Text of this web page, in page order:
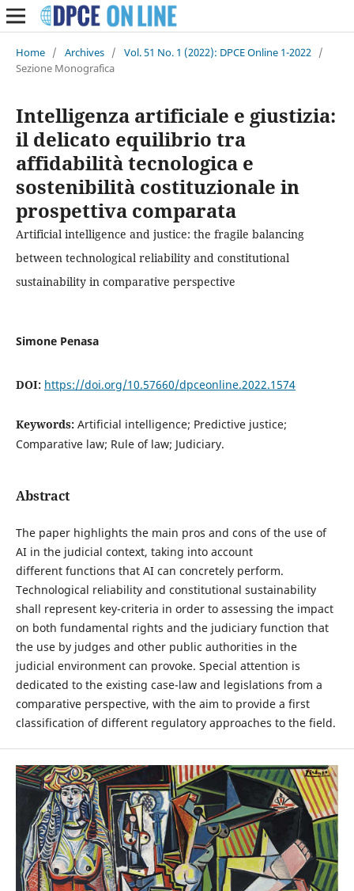
Home / Archives / Vol. 51 No. 1 (2022): DPCE Online 1-2022 /
Sezione Monografica
Intelligenza artificiale e giustizia:
il delicato equilibrio tra
affidabilità tecnologica e
sostenibilità costituzionale in
prospettiva comparata
Artificial intelligence and justice: the fragile balancing
between technological reliability and constitutional
sustainability in comparative perspective
Simone Penasa
DOI: https://doi.org/10.57660/dpceonline.2022.1574
Keywords: Artificial intelligence; Predictive justice;
Comparative law; Rule of law; Judiciary.
Abstract
The paper highlights the main pros and cons of the use of
AI in the judicial context, taking into account
different functions that AI can concretely perform.
Technological reliability and constitutional sustainability
shall represent key-criteria in order to assessing the impact
on both fundamental rights and the judiciary function that
the use by judges and other public authorities in the
judicial environment can provoke. Special attention is
dedicated to the existing case-law and legislations from a
comparative perspective, with the aim to provide a first
classification of different regulatory approaches to the field.